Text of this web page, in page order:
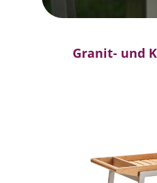
Granit- und